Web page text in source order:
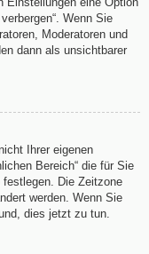
Wenn Sie
Moderatoren und
dann als unsichtbarer
Ihrer eigenen
Bereich“ die für Sie
Die Zeitzone
werden. Wenn Sie
dies jetzt zu tun.